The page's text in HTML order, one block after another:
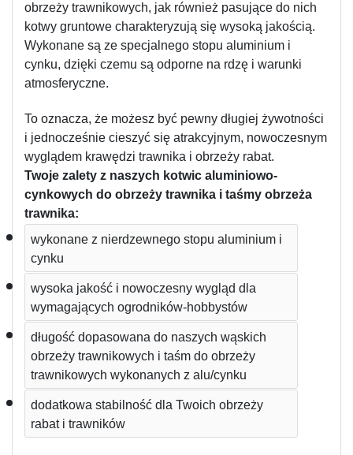
obrzeży trawnikowych, jak również pasujące do nich
kotwy gruntowe charakteryzują się wysoką jakością.
Wykonane są ze specjalnego stopu aluminium i
cynku, dzięki czemu są odporne na rdzę i warunki
atmosferyczne.
To oznacza, że możesz być pewny długiej żywotności
i jednocześnie cieszyć się atrakcyjnym, nowoczesnym
wyglądem krawędzi trawnika i obrzeży rabat.
Twoje zalety z naszych kotwic aluminiowo-
cynkowych do obrzeży trawnika i taśmy obrzeża
trawnika:
wykonane z nierdzewnego stopu aluminium i
cynku
wysoka jakość i nowoczesny wygląd dla
wymagających ogrodników-hobbystów
długość dopasowana do naszych wąskich
obrzeży trawnikowych i taśm do obrzeży
trawnikowych wykonanych z alu/cynku
dodatkowa stabilność dla Twoich obrzeży
rabat i trawników